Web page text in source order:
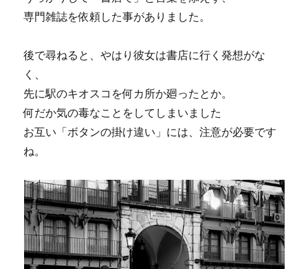
専門雑誌を依頼した事がありました。
後で尋ねると、やはり彼女は書店に行く発想がな
く、
先に駅のキオスコを何カ所か廻ったとか。
何だか気の毒なことをしてしまいました
お互い「ボタンの掛け違い」には、注意が必要です
ね。